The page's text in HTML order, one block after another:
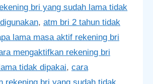
bri yang sudah lama tidak
, atm bri 2 tahun tidak
lama masa aktif rekening bri
mengaktifkan rekening bri
tidak dipakai, cara